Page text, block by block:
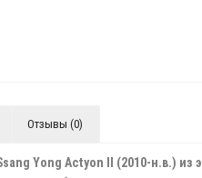
Отзывы (0)
Yong Actyon II (2010-н.в.) из